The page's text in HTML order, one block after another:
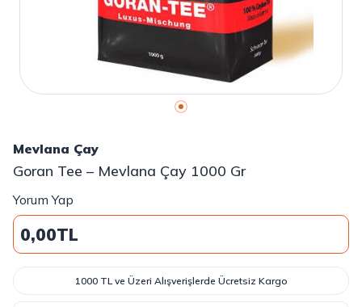
Mevlana Çay
Goran Tee – Mevlana Çay 1000 Gr
Yorum Yap
0,00TL
1000 TL ve Üzeri Alışverişlerde Ücretsiz Kargo